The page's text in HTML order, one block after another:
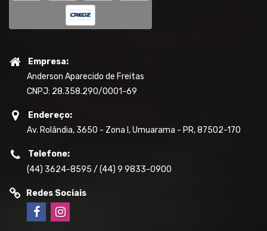
Empresa:
Anderson Aparecido de Freitas
CNPJ: 28.358.290/0001-69
Endereço:
Av. Rolândia, 3650 - Zona I, Umuarama - PR, 87502-170
Telefone:
(44) 3624-8595 / (44) 9 9833-0900
Redes Sociais